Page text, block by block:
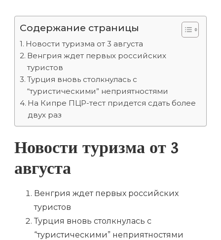
ПРАВИЛА
И
ДОЛГОЖДАННАЯ
Содержание страницы
Новости туризма от 3 августа
Венгрия ждет первых российских
туристов
Турция вновь столкнулась с
“туристическими” неприятностями
На Кипре ПЦР-тест придется сдать более
двух раз
Новости туризма от 3
августа
Венгрия ждет первых российских
туристов
Турция вновь столкнулась с
“туристическими” неприятностями